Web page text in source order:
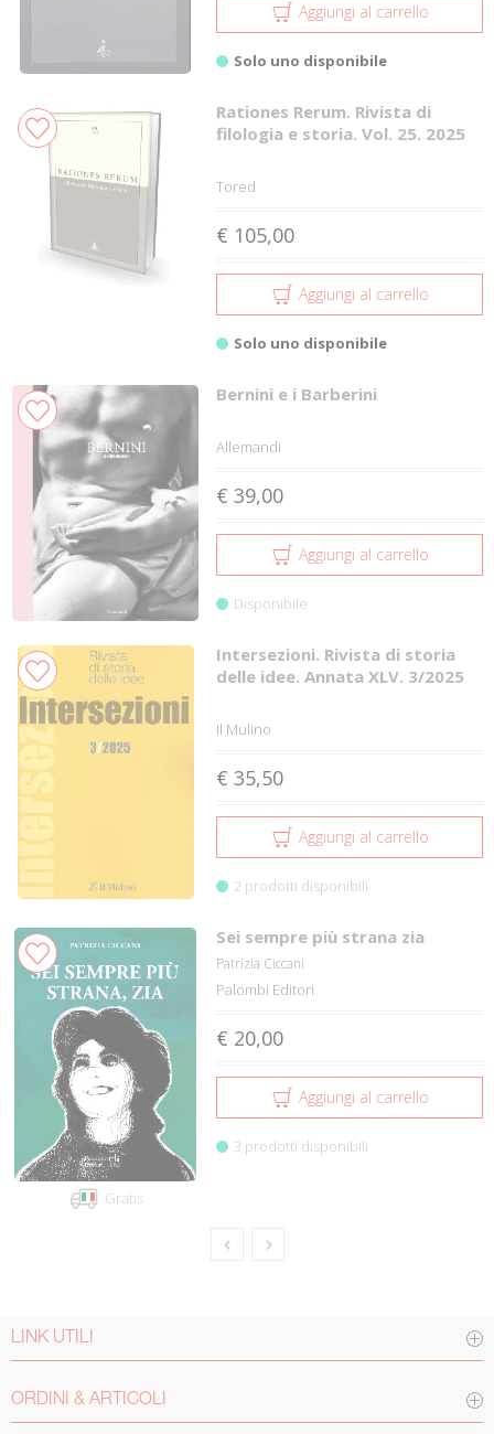
Aggiungi al carrello
Solo uno disponibile
Rationes Rerum. Rivista di
filologia e storia. Vol. 25. 2025
Tored
€ 105,00
Aggiungi al carrello
Solo uno disponibile
Bernini e i Barberini
Allemandi
€ 39,00
Aggiungi al carrello
Disponibile
Intersezioni. Rivista di storia
delle idee. Annata XLV. 3/2025
Il Mulino
€ 35,50
Aggiungi al carrello
2 prodotti disponibili
Gratis
Sei sempre più strana zia
Patrizia Ciccani
Palombi Editori
€ 20,00
Aggiungi al carrello
3 prodotti disponibili
LINK UTILI
ORDINI & ARTICOLI